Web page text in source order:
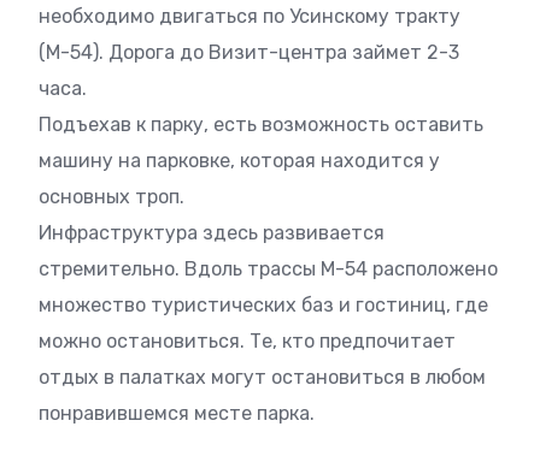
необходимо двигаться по Усинскому тракту
(М-54). Дорога до Визит-центра займет 2-3
часа.
Подъехав к парку, есть возможность оставить
машину на парковке, которая находится у
основных троп.
Инфраструктура здесь развивается
стремительно. Вдоль трассы М-54 расположено
множество туристических баз и гостиниц, где
можно остановиться. Те, кто предпочитает
отдых в палатках могут остановиться в любом
понравившемся месте парка.